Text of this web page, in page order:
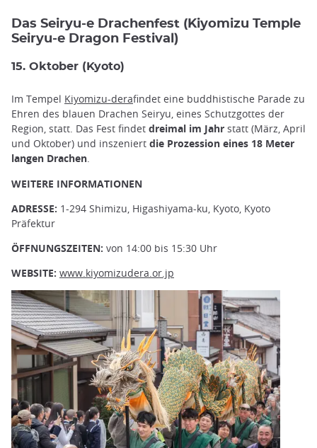
Das Seiryu-e Drachenfest (Kiyomizu Temple
Seiryu-e Dragon Festival)
15. Oktober (Kyoto)
Im Tempel Kiyomizu-derafindet eine buddhistische Parade zu
Ehren des blauen Drachen Seiryu, eines Schutzgottes der
Region, statt. Das Fest findet dreimal im Jahr statt (März, April
und Oktober) und inszeniert die Prozession eines 18 Meter
langen Drachen.
WEITERE INFORMATIONEN
ADRESSE: 1-294 Shimizu, Higashiyama-ku, Kyoto, Kyoto
Präfektur
ÖFFNUNGSZEITEN: von 14:00 bis 15:30 Uhr
WEBSITE: www.kiyomizudera.or.jp